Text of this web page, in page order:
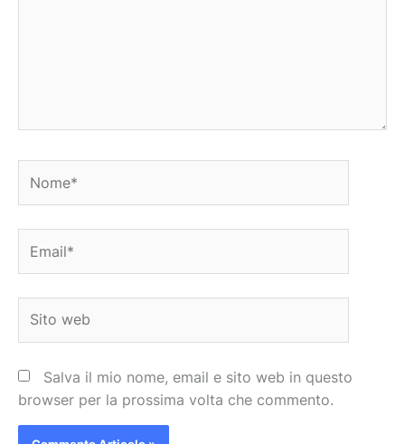
web
Salva il mio nome, email e sito web in questo
browser per la prossima volta che commento.